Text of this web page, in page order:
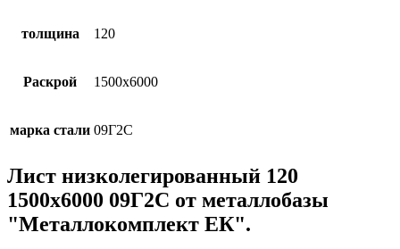
толщина 120
Раскрой 1500х6000
марка стали 09Г2С
Лист низколегированный 120
1500х6000 09Г2С от металлобазы
"Металлокомплект ЕК".